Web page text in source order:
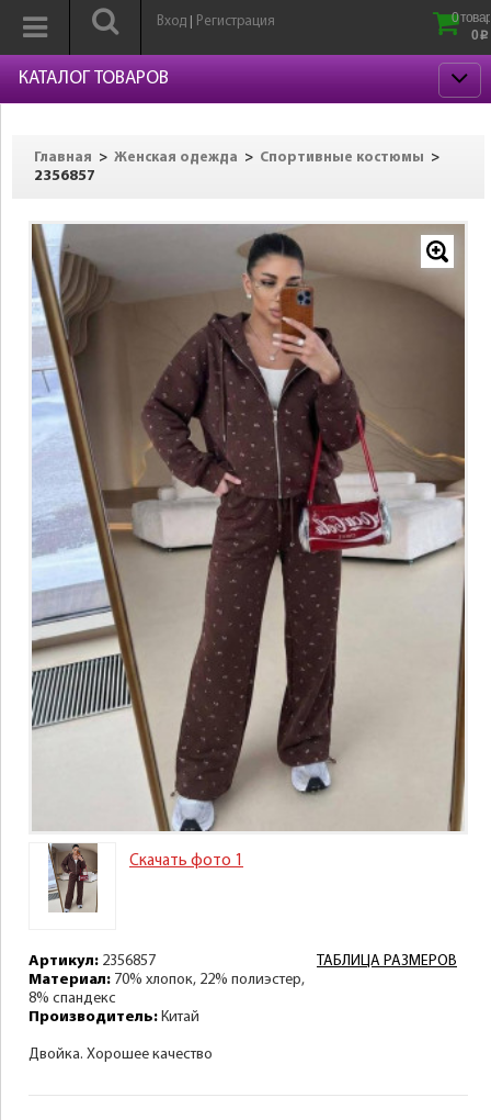
Вход Регистрация
0
0 p
КАТАЛОГ ТОВАРОВ
Главная > Женская одежда > Спортивные костюмы
>
2356857
Скачать фото 1
ТАБЛИЦА РАЗМЕРОВ
Артикул: 2356857
Материал: 70% хлопок, 22% полиэстер,
8% спандекс
Производитель: Китай
Двойка. Хорошее качество